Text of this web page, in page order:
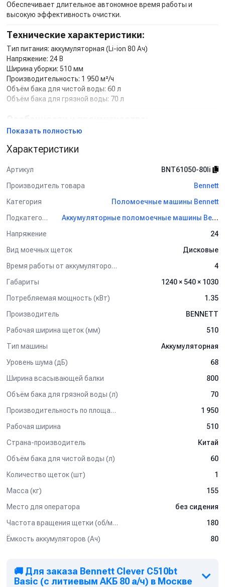
Обеспечивает длительное автономное время работы и
высокую эффективность очистки.
Технические характеристики:
Тип питания: аккумуляторная (Li-ion 80 Ач)
Напряжение: 24 В
Ширина уборки: 510 мм
Производительность: 1 950 м²/ч
Объём бака для чистой воды: 60 л
Объём бака для грязной воды: 70 л
Литиевая батарея 80 А·ч — увеличенное время
Конструкция рассчитана на регулярное интенсивное
использование
Подходит для разных типов напольных покрытий
Для детальной консультации и подбора оборудования
Показать полностью
Характеристики
Артикул
BNT61050-80li
Производитель товара
Bennett
Категория
Поломоечные машины Bennett
Подкатегория
Аккумуляторные поломоечные машины Bennett
Напряжение
24
Вид моечных щеток
Дисковые
Время работы от аккумуляторов (ч)
4
Габариты
1240 × 540 × 1030
Потребляемая мощность (кВт)
1.35
Производитель
BENNETT
Рабочая ширина щеток (мм)
510
Тип машины
Аккумуляторная
Уровень шума (дБ)
68
Ширина всасывающей балки
800
Объём бака для грязной воды (л)
70
Производительность по площади (м2/ч)
1 950
Рабочая ширина
510
Страна-производитель
Китай
Объём бака для чистой воды (л)
60
Количество щеток (шт)
1
Масса (кг)
155
Место для оператора
без сидения
Частота вращения щетки (об/мин)
180
Ёмкость аккумуляторов (Ач)
80
🚚 Для заказа Bennett Clever C510bt
Basic (с литиевым АКБ 80 а/ч) в Москве